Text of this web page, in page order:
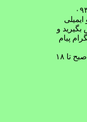
و
پیام
پاسخگویی از ساعت ۱۰ صبح تا ۱۸